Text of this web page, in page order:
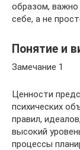
образом, важно
себе, а не
Понятие и
Замечание 1
Ценности
психических
правил,
высокий
процессы